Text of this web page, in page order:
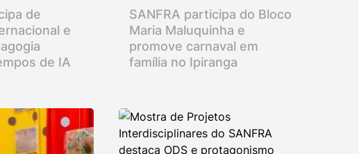
de
e
de IA
SANFRA participa do Bloco
Maria Maluquinha e
promove carnaval em
família no Ipiranga